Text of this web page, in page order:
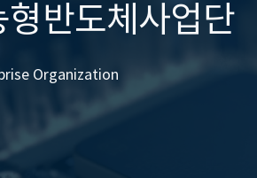
형반도체사업단
Organization